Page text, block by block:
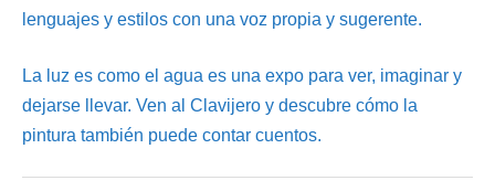
lenguajes y estilos con una voz propia y sugerente.
La luz es como el agua es una expo para ver, imaginar y
dejarse llevar. Ven al Clavijero y descubre cómo la
pintura también puede contar cuentos.